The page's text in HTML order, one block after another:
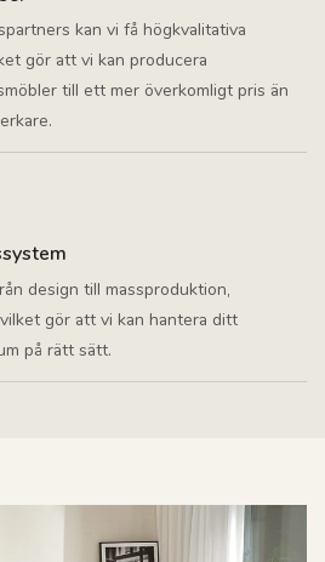
kan vi få högkvalitativa
gör att vi kan producera
till ett mer överkomligt pris än
design till massproduktion,
gör att vi kan hantera ditt
på rätt sätt.